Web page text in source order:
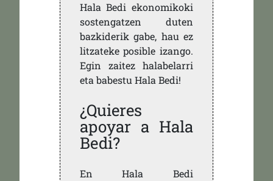
Hala Bedi ekonomikoki
sostengatzen duten
bazkiderik gabe, hau ez
litzateke posible izango.
Egin zaitez halabelarri
eta babestu Hala Bedi!
¿Quieres
apoyar a Hala
Bedi?
En Hala Bedi